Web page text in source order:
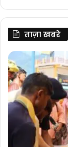
ताज़ा खबरे